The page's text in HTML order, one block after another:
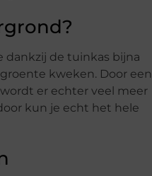
dankzij de tuinkas bijna
kweken. Door een
er echter veel meer
kun je echt het hele